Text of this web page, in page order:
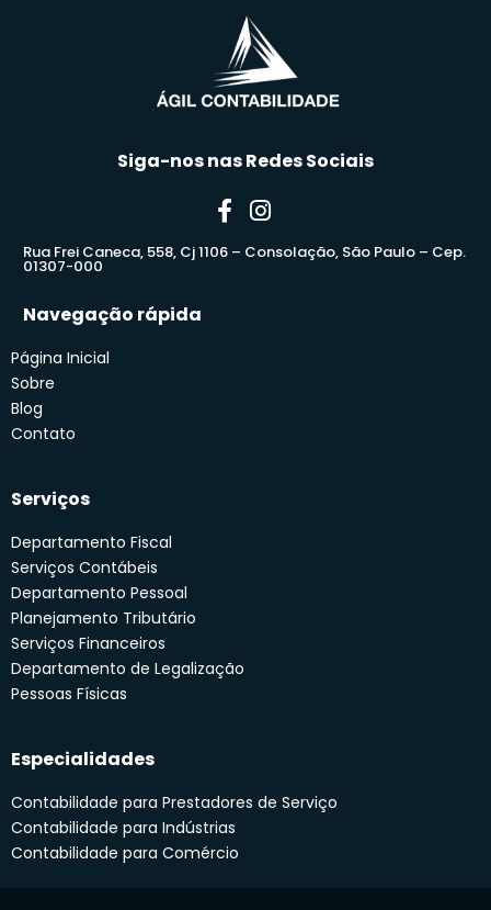
Siga-nos nas Redes Sociais
Rua Frei Caneca, 558, Cj 1106 – Consolação, São Paulo – Cep.
01307-000
Navegação rápida
Página Inicial
Sobre
Blog
Contato
Serviços
Departamento Fiscal
Serviços Contábeis
Departamento Pessoal
Planejamento Tributário
Serviços Financeiros
Departamento de Legalização
Pessoas Físicas
Especialidades
Contabilidade para Prestadores de Serviço
Contabilidade para Indústrias
Contabilidade para Comércio